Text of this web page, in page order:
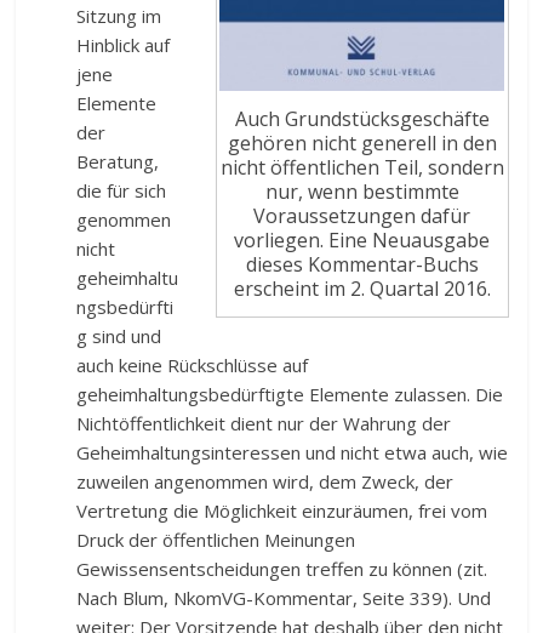
Auch Grundstücksgeschäfte
gehören nicht generell in den
nicht öffentlichen Teil, sondern
nur, wenn bestimmte
Voraussetzungen dafür
vorliegen. Eine Neuausgabe
dieses Kommentar-Buchs
erscheint im 2. Quartal 2016.
Sitzung im
Hinblick auf
jene
Elemente
der
Beratung,
die für sich
genommen
nicht
geheimhaltu
ngsbedürfti
g sind und
auch keine Rückschlüsse auf
geheimhaltungsbedürftigte Elemente zulassen. Die
Nichtöffentlichkeit dient nur der Wahrung der
Geheimhaltungsinteressen und nicht etwa auch, wie
zuweilen angenommen wird, dem Zweck, der
Vertretung die Möglichkeit einzuräumen, frei vom
Druck der öffentlichen Meinungen
Gewissensentscheidungen treffen zu können (zit.
Nach Blum, NkomVG-Kommentar, Seite 339). Und
weiter: Der Vorsitzende hat deshalb über den nicht